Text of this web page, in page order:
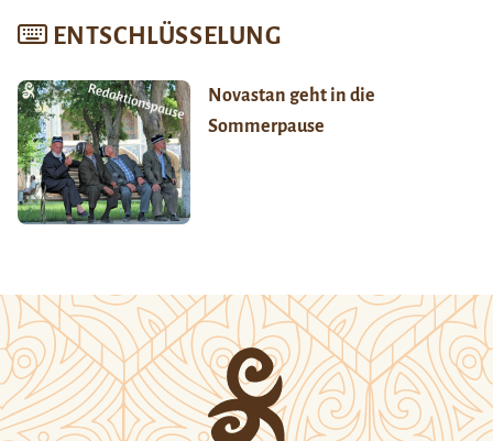
ENTSCHLÜSSELUNG
Novastan geht in die
Sommerpause